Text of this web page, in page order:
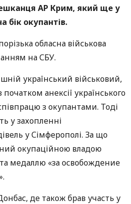
АР Крим, який ще у
бік окупантів.
обласна військова
на СБУ.
український військовий,
анексії українського
з окупантами. Тоді
у захопленні
у Сімферополі. За що
окупаційною владою
медаллю «за освобождение
де також брав участь у